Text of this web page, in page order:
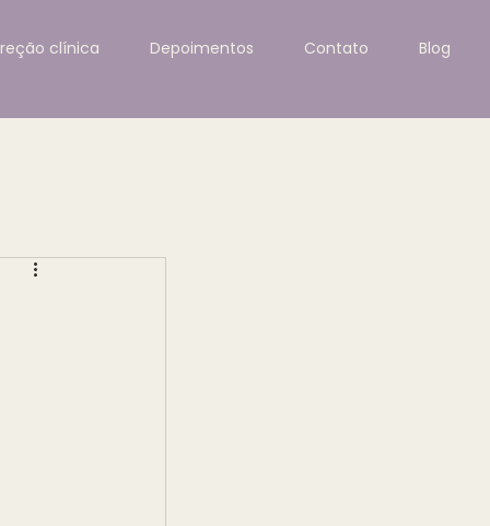
clínica Depoimentos Contato Blog